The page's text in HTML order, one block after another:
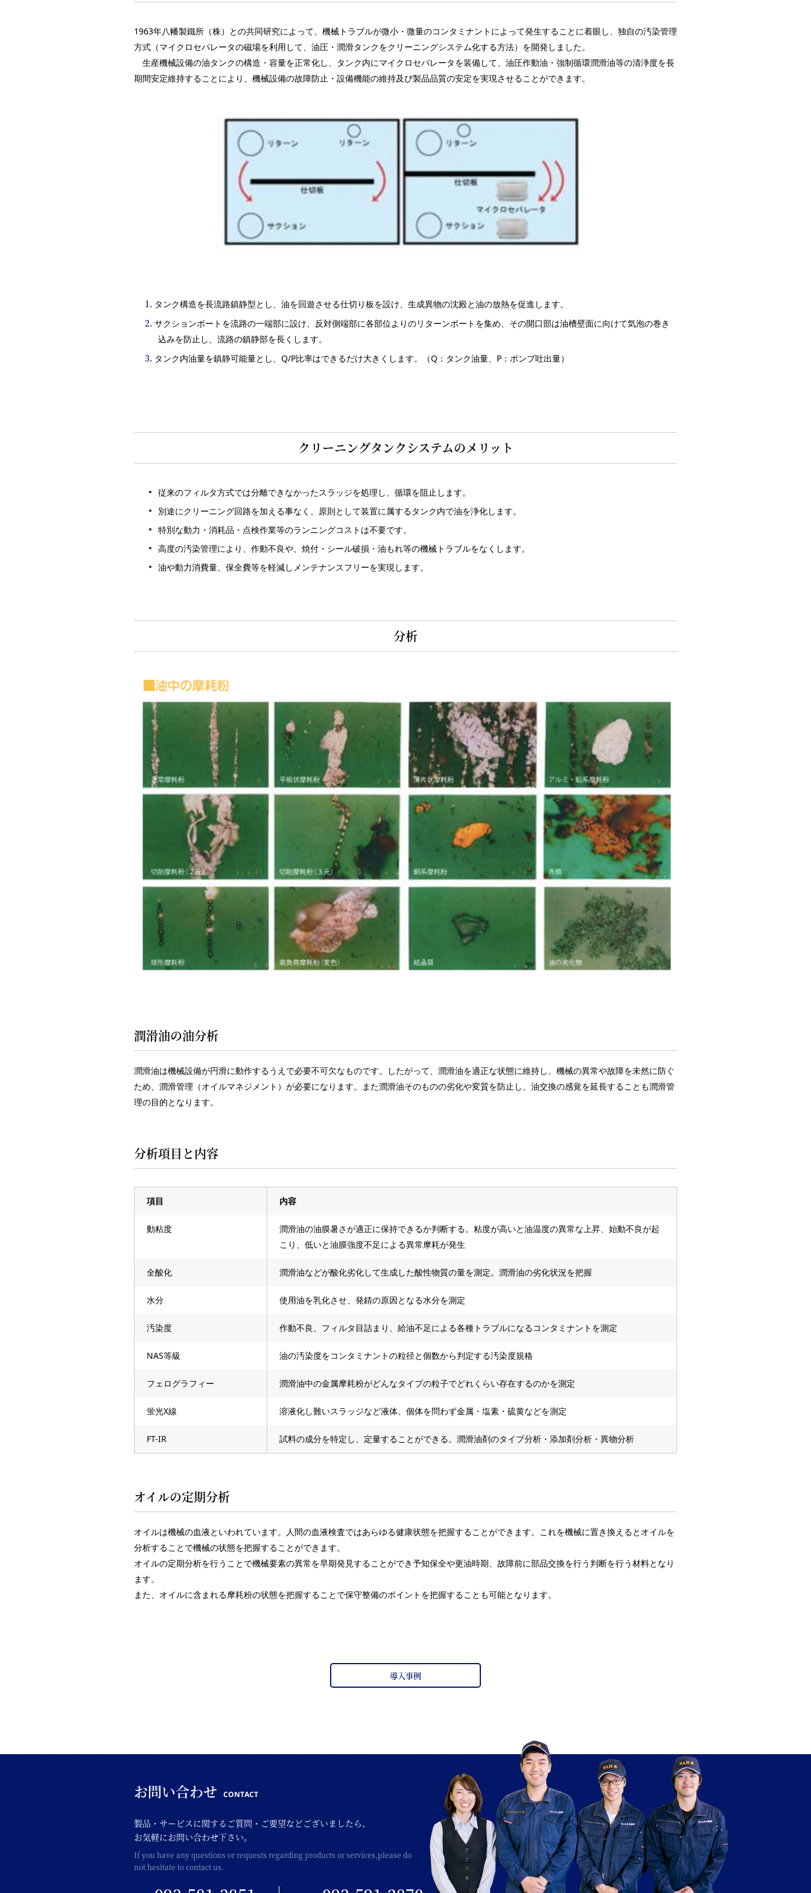
1963年八幡製鐵所（株）との共同研究によって、機械トラブルが微小・微量のコンタミナントによって発生することに着眼し、独自の汚染管理
方式（マイクロセパレータの磁場を利用して、油圧・潤滑タンクをクリーニングシステム化する方法）を開発しました。
生産機械設備の油タンクの構造・容量を正常化し、タンク内にマイクロセパレータを装備して、油圧作動油・強制循環潤滑油等の清浄度を長
期間安定維持することにより、機械設備の故障防止・設備機能の維持及び製品品質の安定を実現させることができます。
タンク構造を長流路鎮静型とし、油を回遊させる仕切り板を設け、生成異物の沈殿と油の放熱を促進します。
サクションポートを流路の一端部に設け、反対側端部に各部位よりのリターンポートを集め、その開口部は油槽壁面に向けて気泡の巻き
込みを防止し、流路の鎮静部を長くします。
タンク内油量を鎮静可能量とし、Q/P比率はできるだけ大きくします。（Q：タンク油量、P：ポンプ吐出量）
クリーニングタンクシステムのメリット
従来のフィルタ方式では分離できなかったスラッジを処理し、循環を阻止します。
別途にクリーニング回路を加える事なく、原則として装置に属するタンク内で油を浄化します。
特別な動力・消耗品・点検作業等のランニングコストは不要です。
高度の汚染管理により、作動不良や、焼付・シール破損・油もれ等の機械トラブルをなくします。
油や動力消費量、保全費等を軽減しメンテナンスフリーを実現します。
分析
潤滑油の油分析
潤滑油は機械設備が円滑に動作するうえで必要不可欠なものです。したがって、潤滑油を適正な状態に維持し、機械の異常や故障を未然に防ぐ
ため、潤滑管理（オイルマネジメント）が必要になります。また潤滑油そのものの劣化や変質を防止し、油交換の感覚を延長することも潤滑管
理の目的となります。
分析項目と内容
項目 内容
動粘度
潤滑油の油膜暑さが適正に保持できるか判断する。粘度が高いと油温度の異常な上昇、始動不良が起
こり、低いと油膜強度不足による異常摩耗が発生
全酸化 潤滑油などが酸化劣化して生成した酸性物質の量を測定。潤滑油の劣化状況を把握
水分 使用油を乳化させ、発錆の原因となる水分を測定
汚染度 作動不良、フィルタ目詰まり、給油不足による各種トラブルになるコンタミナントを測定
NAS等級 油の汚染度をコンタミナントの粒径と個数から判定する汚染度規格
フェログラフィー 潤滑油中の金属摩耗粉がどんなタイプの粒子でどれくらい存在するのかを測定
蛍光X線 溶液化し難いスラッジなど液体、個体を問わず金属・塩素・硫黄などを測定
FT-IR 試料の成分を特定し、定量することができる。潤滑油剤のタイプ分析・添加剤分析・異物分析
オイルの定期分析
オイルは機械の血液といわれています。人間の血液検査ではあらゆる健康状態を把握することができます。これを機械に置き換えるとオイルを
分析することで機械の状態を把握することができます。
オイルの定期分析を行うことで機械要素の異常を早期発見することができ予知保全や更油時期、故障前に部品交換を行う判断を行う材料となり
ます。
また、オイルに含まれる摩耗粉の状態を把握することで保守整備のポイントを把握することも可能となります。
導入事例
お問い合わせ CONTACT
製品・サービスに関するご質問・ご要望などございましたら、
お気軽にお問い合わせ下さい。
If you have any questions or requests regarding products or services,please do
not hesitate to contact us.